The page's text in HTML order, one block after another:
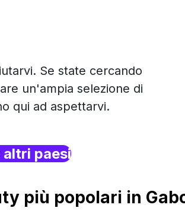
Se state cercando
un'ampia selezione di
qui ad aspettarvi.
altri paesi
più popolari in